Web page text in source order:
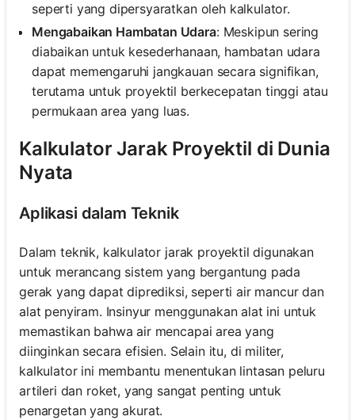
seperti yang dipersyaratkan oleh kalkulator.
Mengabaikan Hambatan Udara: Meskipun sering
diabaikan untuk kesederhanaan, hambatan udara
dapat memengaruhi jangkauan secara signifikan,
terutama untuk proyektil berkecepatan tinggi atau
permukaan area yang luas.
Kalkulator Jarak Proyektil di Dunia
Nyata
Aplikasi dalam Teknik
Dalam teknik, kalkulator jarak proyektil digunakan
untuk merancang sistem yang bergantung pada
gerak yang dapat diprediksi, seperti air mancur dan
alat penyiram. Insinyur menggunakan alat ini untuk
memastikan bahwa air mencapai area yang
diinginkan secara efisien. Selain itu, di militer,
kalkulator ini membantu menentukan lintasan peluru
artileri dan roket, yang sangat penting untuk
penargetan yang akurat.